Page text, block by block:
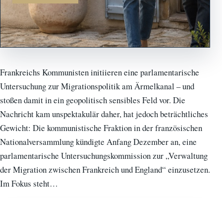
Frankreichs Kommunisten initiieren eine parlamentarische
Untersuchung zur Migrationspolitik am Ärmelkanal – und
stoßen damit in ein geopolitisch sensibles Feld vor. Die
Nachricht kam unspektakulär daher, hat jedoch beträchtliches
Gewicht: Die kommunistische Fraktion in der französischen
Nationalversammlung kündigte Anfang Dezember an, eine
parlamentarische Untersuchungskommission zur „Verwaltung
der Migration zwischen Frankreich und England“ einzusetzen.
Im Fokus steht…